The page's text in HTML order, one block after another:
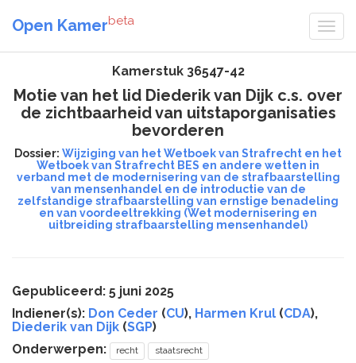
Open Kamerbeta
Kamerstuk 36547-42
Motie van het lid Diederik van Dijk c.s. over
de zichtbaarheid van uitstaporganisaties
bevorderen
Dossier: Wijziging van het Wetboek van Strafrecht en het
Wetboek van Strafrecht BES en andere wetten in
verband met de modernisering van de strafbaarstelling
van mensenhandel en de introductie van de
zelfstandige strafbaarstelling van ernstige benadeling
en van voordeeltrekking (Wet modernisering en
uitbreiding strafbaarstelling mensenhandel)
Gepubliceerd: 5 juni 2025
Indiener(s): Don Ceder (CU), Harmen Krul (CDA),
Diederik van Dijk (SGP)
Onderwerpen:
recht staatsrecht